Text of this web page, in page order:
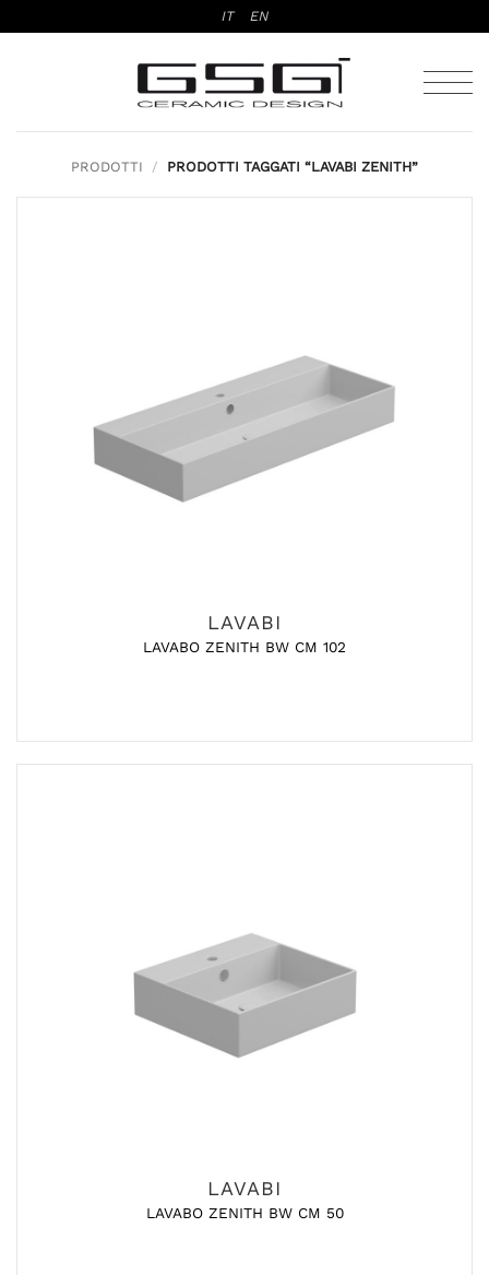
ai
IT EN
PRODOTTI / PRODOTTI TAGGATI “LAVABI ZENITH”
LAVABI
LAVABO ZENITH BW CM 102
LAVABI
LAVABO ZENITH BW CM 50